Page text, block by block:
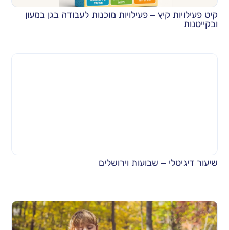
קיט פעילויות קיץ – פעילויות מוכנות לעבודה בגן במעון
ובקייטנות
שיעור דיגיטלי – שבועות וירושלים